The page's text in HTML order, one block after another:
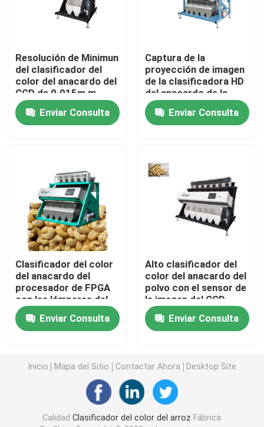
clasificador del color del grano
clasificador del color del anacardo
clasificador del color del cacahuete
Clasificador del color de la especia
clasificador del color del sésamo
Clasificador Nuts del color
clasificador plástico del color
Clasificador del color de la correa
Clasificadora infrarroja
Resolución de Minimun
del clasificador del
color del anacardo del
CCD de 0.015m m
Enviar Consulta
Captura de la
proyección de imagen
de la clasificadora HD
del anacardo de la
fuente de luz del LED
Enviar Consulta
Clasificador del color
del anacardo del
procesador de FPGA
con las lámparas del
LED
Enviar Consulta
Alto clasificador del
color del anacardo del
polvo con el sensor de
la imagen del CCD
Enviar Consulta
Inicio Mapa del Sitio Contactar Ahora Desktop Site
CalidadClasificador del color del arroz Fábrica